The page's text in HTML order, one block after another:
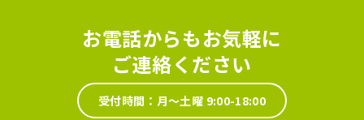
お電話からもお気軽に
ご連絡ください
受付時間：月～土曜 9:00-18:00